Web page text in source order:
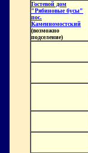
Гостевой дом
"Рябиновые бусы"
пос.
Каменномостский
(возможно
подселение)